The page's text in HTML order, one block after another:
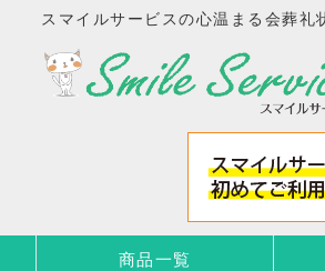
スマイルサービスの心温まる会葬礼
商品一覧